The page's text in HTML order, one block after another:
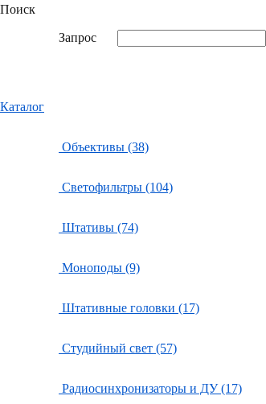
Поиск
Запрос
Каталог
Объективы (38)
Светофильтры (104)
Штативы (74)
Моноподы (9)
Штативные головки (17)
Студийный свет (57)
Радиосинхронизаторы и ДУ (17)